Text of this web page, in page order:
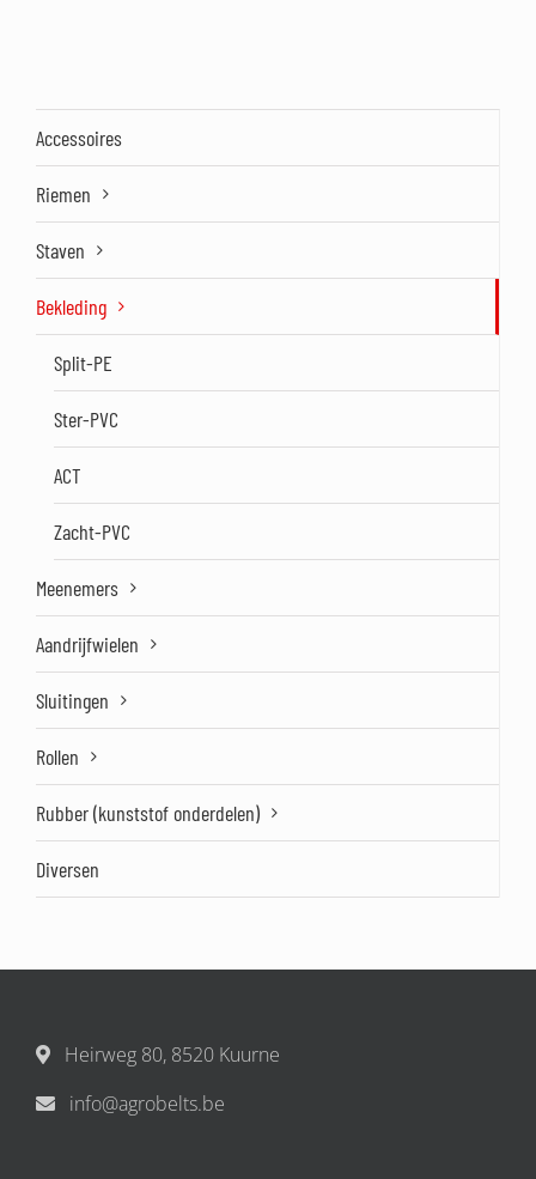
Accessoires
Riemen
Staven
Bekleding
Split-PE
Ster-PVC
ACT
Zacht-PVC
Meenemers
Aandrijfwielen
Sluitingen
Rollen
Rubber (kunststof onderdelen)
Diversen
Heirweg 80, 8520 Kuurne
info@agrobelts.be